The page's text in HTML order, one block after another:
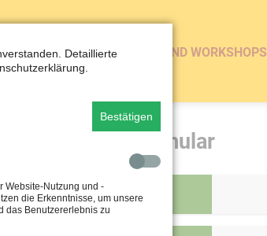
BÜCHER VORTRÄGE UND WORKSHOPS
Kontaktformular
Name *
Detaillierte
Bestätigen
Website-Nutzung und -
die Erkenntnisse, um unsere
das Benutzererlebnis zu